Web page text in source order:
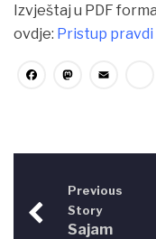
Izvještaj u PDF
ovdje: Pristup pravdi
Previous
Story
Sajam